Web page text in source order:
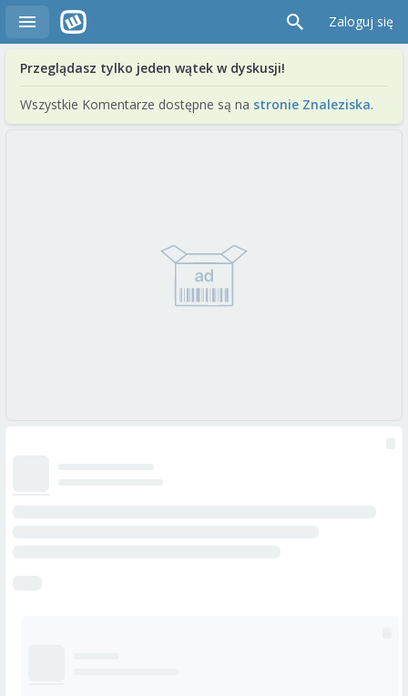
Zaloguj się
Przeglądasz tylko jeden wątek w dyskusji!
Wszystkie Komentarze dostępne są na stronie Znaleziska.